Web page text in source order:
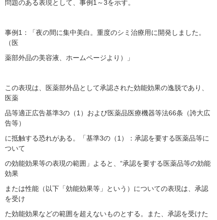
問題のある表現として、事例1～3を示す。
事例1：「夜の間に集中美白。重度のシミ治療用に開発しました。
（医
薬部外品の美容液、ホームページより）」
この表現は、医薬部外品として承認された効能効果の逸脱であり、
医薬
品等適正広告基準3の（1）および医薬品医療機器等法66条（誇大広
告等）
に抵触する恐れがある。「基準3の（1）：承認を要する医薬品等に
ついて
の効能効果等の表現の範囲」よると、“承認を要する医薬品等の効能
効果
または性能（以下「効能効果等」という）についての表現は、承認
を受け
た効能効果などの範囲を超えないものとする。また、承認を受けた